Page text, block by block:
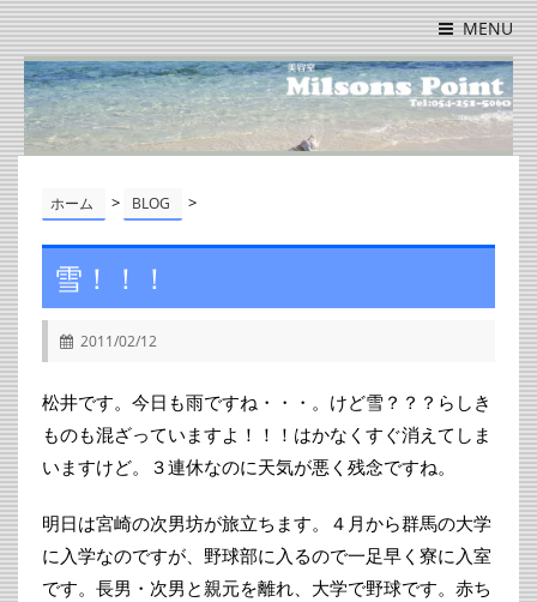
MENU
ホーム > BLOG >
雪！！！
2011/02/12
松井です。今日も雨ですね・・・。けど雪？？？らしき
ものも混ざっていますよ！！！はかなくすぐ消えてしま
いますけど。３連休なのに天気が悪く残念ですね。
明日は宮崎の次男坊が旅立ちます。４月から群馬の大学
に入学なのですが、野球部に入るので一足早く寮に入室
です。長男・次男と親元を離れ、大学で野球です。赤ち